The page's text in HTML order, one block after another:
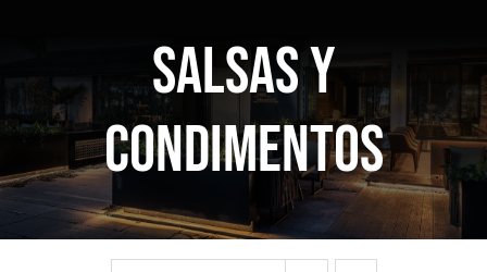
Salsas y
Condimentos